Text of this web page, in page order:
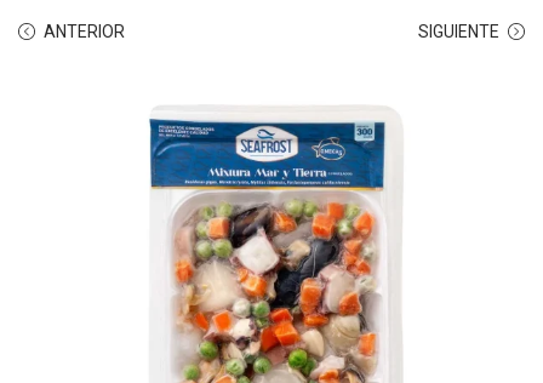
ANTERIOR SIGUIENTE